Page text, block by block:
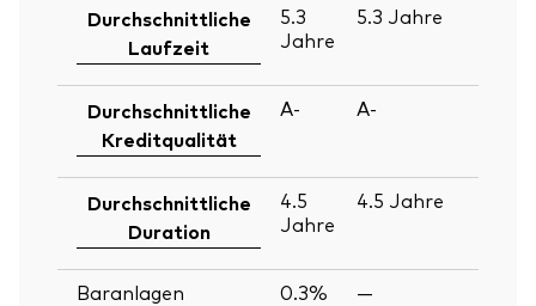
Durchschnittliche
Laufzeit
5.3
Jahre
5.3 Jahre
Durchschnittliche
Kreditqualität
A- A-
Durchschnittliche
Duration
4.5
Jahre
4.5 Jahre
Baranlagen
0.3% —